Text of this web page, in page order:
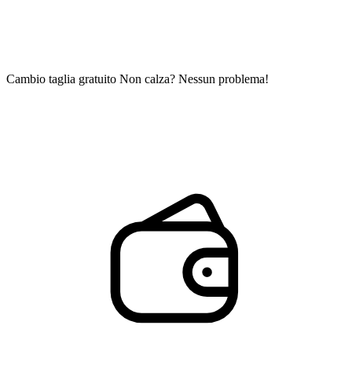
Cambio taglia gratuito Non calza? Nessun problema!